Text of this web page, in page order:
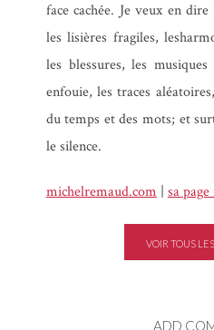
face cachée. Je veux en dire
les lisières fragiles,
les blessures, les
enfouie, les traces
du temps et des mots; et
le silence.
michelremaud.com sa
VOIR TOUS
ADD